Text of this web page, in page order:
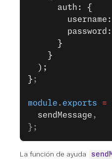
      auth: {
      }
    }
  );
} ;
module . exports =
  sendMessage
,
};
La función de ayuda